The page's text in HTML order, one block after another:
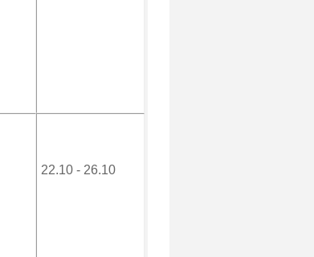
22.10 - 26.10